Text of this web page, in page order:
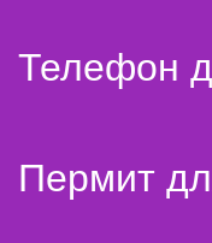
Телефон
Пермит